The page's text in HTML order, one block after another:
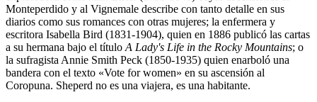
Monteperdido y al Vignemale describe con tanto detalle en sus
diarios como sus romances con otras mujeres; la enfermera y
escritora Isabella Bird (1831-1904), quien en 1886 publicó las cartas
a su hermana bajo el título A Lady's Life in the Rocky Mountains; o
la sufragista Annie Smith Peck (1850-1935) quien enarboló una
bandera con el texto «Vote for women» en su ascensión al
Coropuna. Sheperd no es una viajera, es una habitante.